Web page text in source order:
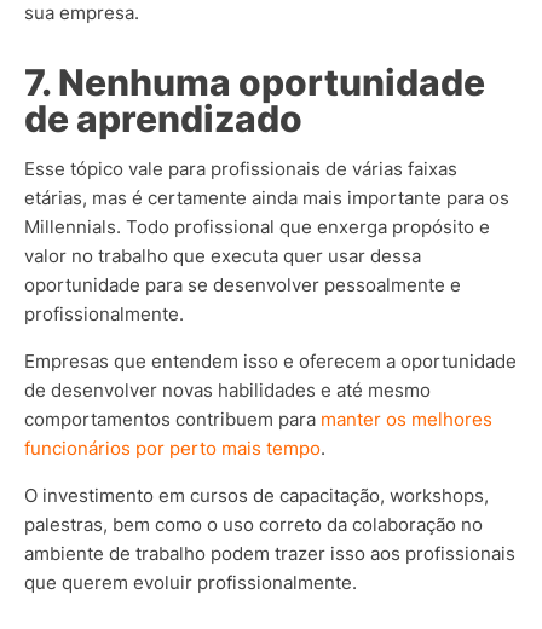
sua empresa.
7. Nenhuma oportunidade
de aprendizado
Esse tópico vale para profissionais de várias faixas
etárias, mas é certamente ainda mais importante para os
Millennials. Todo profissional que enxerga propósito e
valor no trabalho que executa quer usar dessa
oportunidade para se desenvolver pessoalmente e
profissionalmente.
Empresas que entendem isso e oferecem a oportunidade
de desenvolver novas habilidades e até mesmo
comportamentos contribuem para manter os melhores
funcionários por perto mais tempo.
O investimento em cursos de capacitação, workshops,
palestras, bem como o uso correto da colaboração no
ambiente de trabalho podem trazer isso aos profissionais
que querem evoluir profissionalmente.